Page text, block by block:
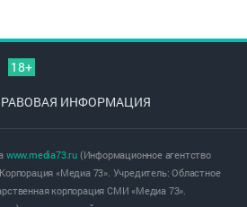
18+
ИНФОРМАЦИЯ
www.media73.ru(Информационное агентство
«Медиа 73». Учредитель: Областное
корпорация СМИ «Медиа 73».